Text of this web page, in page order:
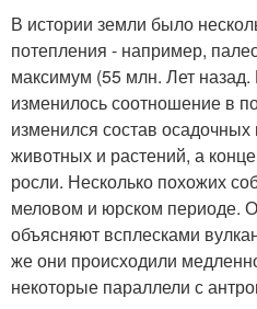
В истории земли было
потепления - например,
максимум (55 млн. Лет назад.
изменилось соотношение в
изменился состав
животных и растений, а
росли. Несколько похожих
меловом и юрском периоде.
объясняют всплесками
же они происходили
некоторые параллели с